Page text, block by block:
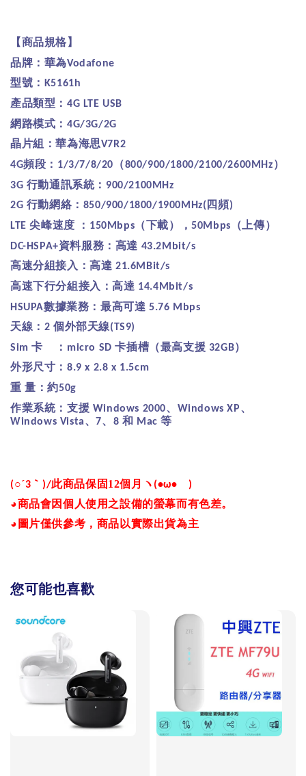
【商品規格】
品牌：華為Vodafone
型號： K5161h
產品類型： 4G LTE USB
網路模式： 4G/3G/2G
晶片組：華為海思V7R2
4G頻段： 1/3/7/8/20 （800/900/1800/2100/2600MHz）
3G 行動通訊系統： 900/2100MHz
2G 行動網絡： 850/900/1800/1900MHz( 四頻)
LTE尖峰速度 ： 150Mbps （下載），50Mbps （上傳）
DC-HSPA+資料服務：高達 43.2Mbit/s
高速分組接入：高達 21.6MBit/s
高速下行分組接入：高達 14.4Mbit/s
HSUPA數據業務：最高可達 5.76 Mbps
天線： 2個外部天線(TS9)
Sim卡 ： micro SD卡插槽（最高支援 32GB）
外形尺寸： 8.9 x 2.8 x 1.5cm
重 量：約50g
作業系統：支援 Windows 2000、 Windows XP、
Windows Vista、7、 8 和 Mac等
(○´3 ｀)/此商品保固12個月ヽ (•ω• ゞ)
◕商品會因個人使用之設備的螢幕而有色差。
◕ 圖片僅供參考，商品以實際出貨為主
您可能也喜歡